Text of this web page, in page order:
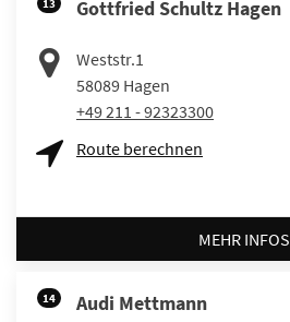
13 Gottfried Schultz Hagen
Weststr.1
58089 Hagen
+49 211 - 92323300
Route berechnen
MEHR INFOS
14 Audi Mettmann